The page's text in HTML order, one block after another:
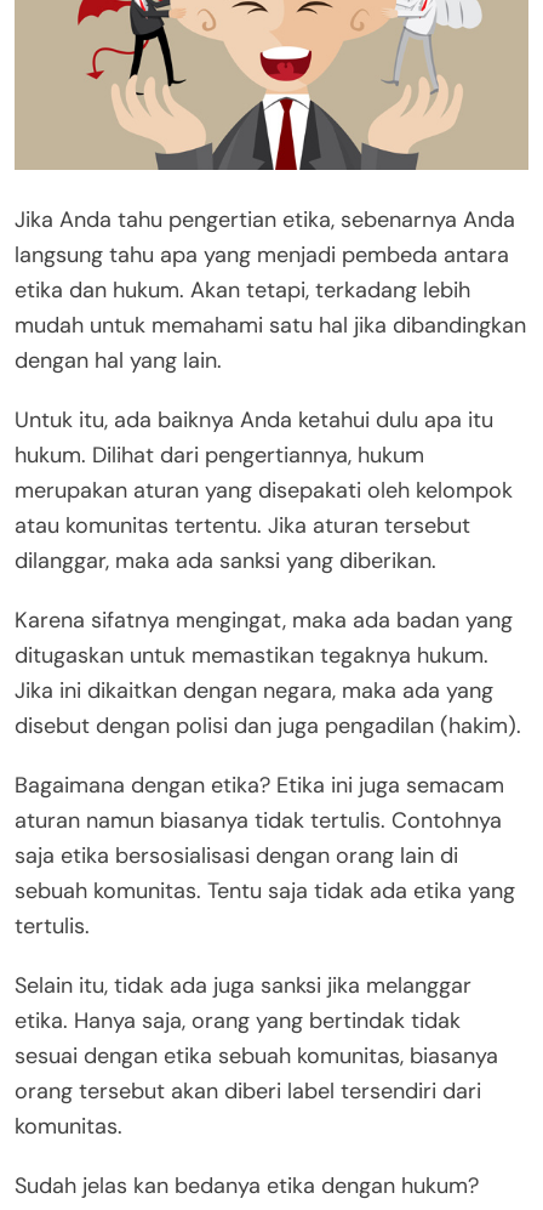
Jika Anda tahu pengertian etika, sebenarnya Anda
langsung tahu apa yang menjadi pembeda antara
etika dan hukum. Akan tetapi, terkadang lebih
mudah untuk memahami satu hal jika dibandingkan
dengan hal yang lain.
Untuk itu, ada baiknya Anda ketahui dulu apa itu
hukum. Dilihat dari pengertiannya, hukum
merupakan aturan yang disepakati oleh kelompok
atau komunitas tertentu. Jika aturan tersebut
dilanggar, maka ada sanksi yang diberikan.
Karena sifatnya mengingat, maka ada badan yang
ditugaskan untuk memastikan tegaknya hukum.
Jika ini dikaitkan dengan negara, maka ada yang
disebut dengan polisi dan juga pengadilan (hakim).
Bagaimana dengan etika? Etika ini juga semacam
aturan namun biasanya tidak tertulis. Contohnya
saja etika bersosialisasi dengan orang lain di
sebuah komunitas. Tentu saja tidak ada etika yang
tertulis.
Selain itu, tidak ada juga sanksi jika melanggar
etika. Hanya saja, orang yang bertindak tidak
sesuai dengan etika sebuah komunitas, biasanya
orang tersebut akan diberi label tersendiri dari
komunitas.
Sudah jelas kan bedanya etika dengan hukum?